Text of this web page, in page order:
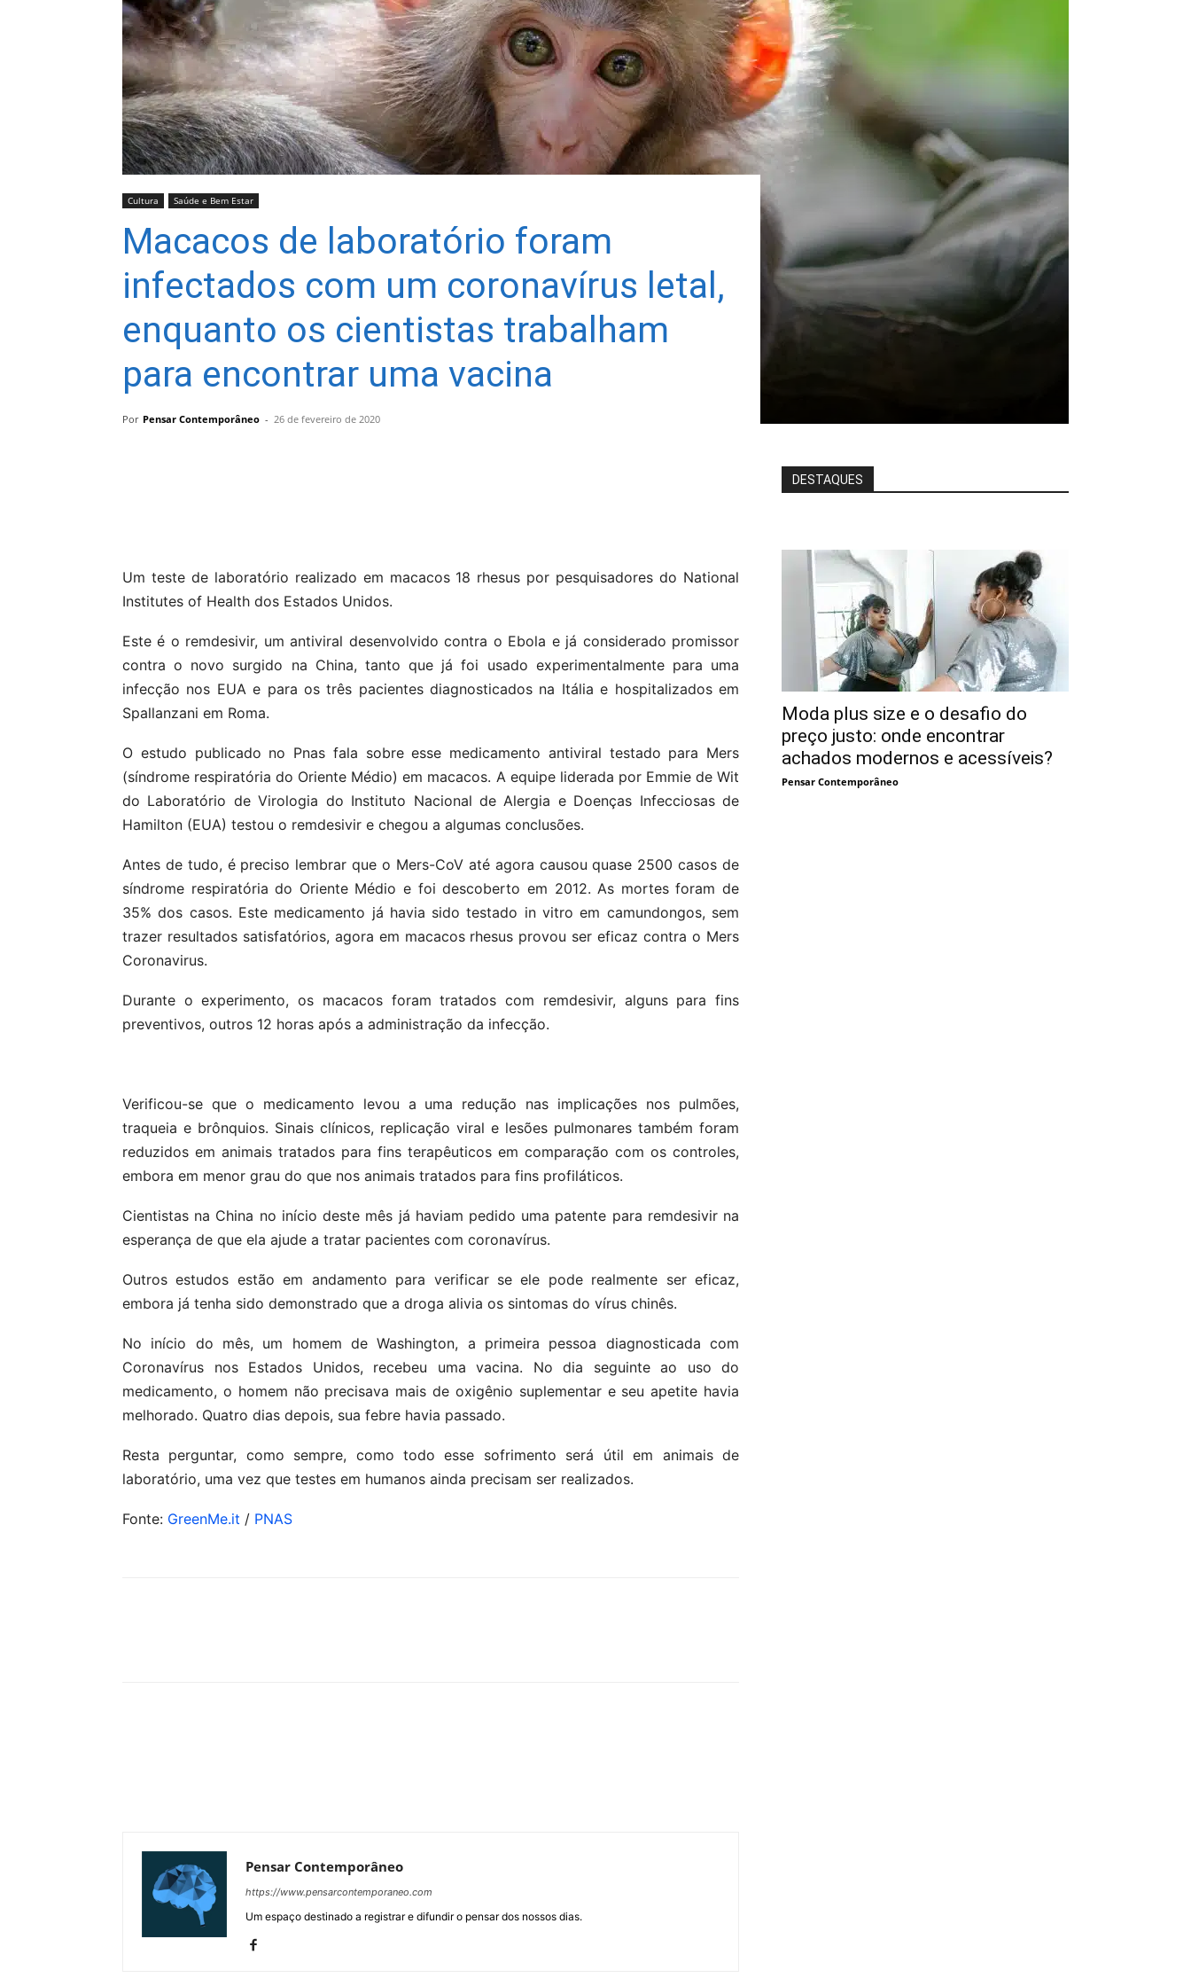
Cultura Saúde e Bem Estar
Macacos de laboratório foram
infectados com um coronavírus letal,
enquanto os cientistas trabalham
para encontrar uma vacina
Por Pensar Contemporâneo - 26 de fevereiro de 2020
Um teste de laboratório realizado em macacos 18 rhesus por pesquisadores do National
Institutes of Health dos Estados Unidos.
Este é o remdesivir, um antiviral desenvolvido contra o Ebola e já considerado promissor
contra o novo surgido na China, tanto que já foi usado experimentalmente para uma
infecção nos EUA e para os três pacientes diagnosticados na Itália e hospitalizados em
Spallanzani em Roma.
O estudo publicado no Pnas fala sobre esse medicamento antiviral testado para Mers
(síndrome respiratória do Oriente Médio) em macacos. A equipe liderada por Emmie de Wit
do Laboratório de Virologia do Instituto Nacional de Alergia e Doenças Infecciosas de
Hamilton (EUA) testou o remdesivir e chegou a algumas conclusões.
Antes de tudo, é preciso lembrar que o Mers-CoV até agora causou quase 2500 casos de
síndrome respiratória do Oriente Médio e foi descoberto em 2012. As mortes foram de
35% dos casos. Este medicamento já havia sido testado in vitro em camundongos, sem
trazer resultados satisfatórios, agora em macacos rhesus provou ser eficaz contra o Mers
Coronavirus.
Durante o experimento, os macacos foram tratados com remdesivir, alguns para fins
preventivos, outros 12 horas após a administração da infecção.
Verificou-se que o medicamento levou a uma redução nas implicações nos pulmões,
traqueia e brônquios. Sinais clínicos, replicação viral e lesões pulmonares também foram
reduzidos em animais tratados para fins terapêuticos em comparação com os controles,
embora em menor grau do que nos animais tratados para fins profiláticos.
Cientistas na China no início deste mês já haviam pedido uma patente para remdesivir na
esperança de que ela ajude a tratar pacientes com coronavírus.
Outros estudos estão em andamento para verificar se ele pode realmente ser eficaz,
embora já tenha sido demonstrado que a droga alivia os sintomas do vírus chinês.
No início do mês, um homem de Washington, a primeira pessoa diagnosticada com
Coronavírus nos Estados Unidos, recebeu uma vacina. No dia seguinte ao uso do
medicamento, o homem não precisava mais de oxigênio suplementar e seu apetite havia
melhorado. Quatro dias depois, sua febre havia passado.
Resta perguntar, como sempre, como todo esse sofrimento será útil em animais de
laboratório, uma vez que testes em humanos ainda precisam ser realizados.
Fonte: GreenMe.it / PNAS
Pensar Contemporâneo
https://www.pensarcontemporaneo.com
Um espaço destinado a registrar e difundir o pensar dos nossos dias.
DESTAQUES
Moda plus size e o desafio do
preço justo: onde encontrar
achados modernos e acessíveis?
Pensar Contemporâneo